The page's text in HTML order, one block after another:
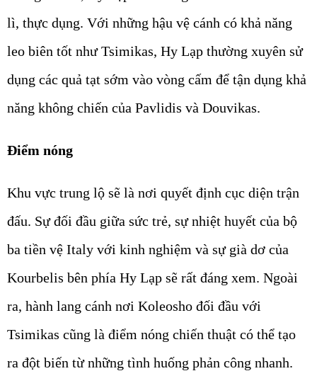
lì, thực dụng. Với những hậu vệ cánh có khả năng
leo biên tốt như Tsimikas, Hy Lạp thường xuyên sử
dụng các quả tạt sớm vào vòng cấm để tận dụng khả
năng không chiến của Pavlidis và Douvikas.
Điểm nóng
Khu vực trung lộ sẽ là nơi quyết định cục diện trận
đấu. Sự đối đầu giữa sức trẻ, sự nhiệt huyết của bộ
ba tiền vệ Italy với kinh nghiệm và sự già dơ của
Kourbelis bên phía Hy Lạp sẽ rất đáng xem. Ngoài
ra, hành lang cánh nơi Koleosho đối đầu với
Tsimikas cũng là điểm nóng chiến thuật có thể tạo
ra đột biến từ những tình huống phản công nhanh.